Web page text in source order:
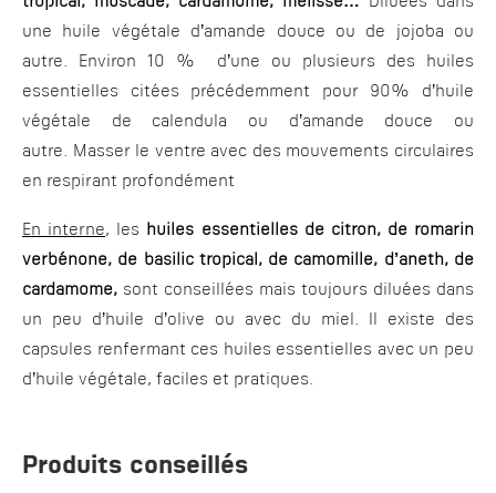
une huile végétale d’amande douce ou de jojoba ou
autre. Environ 10 % d’une ou plusieurs des huiles
essentielles citées précédemment pour 90% d’huile
végétale de calendula ou d’amande douce ou
autre. Masser le ventre avec des mouvements circulaires
en respirant profondément
En interne, les huiles essentielles de citron, de romarin
verbénone, de basilic tropical, de camomille, d’aneth, de
cardamome, sont conseillées mais toujours diluées dans
un peu d’huile d’olive ou avec du miel. Il existe des
capsules renfermant ces huiles essentielles avec un peu
d’huile végétale, faciles et pratiques.
Produits conseillés